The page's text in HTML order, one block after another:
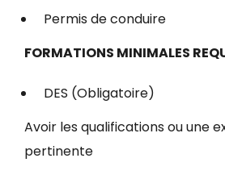
Permis de conduire
FORMATIONS MINIMALES
DES (Obligatoire)
Avoir les qualifications ou une
pertinente